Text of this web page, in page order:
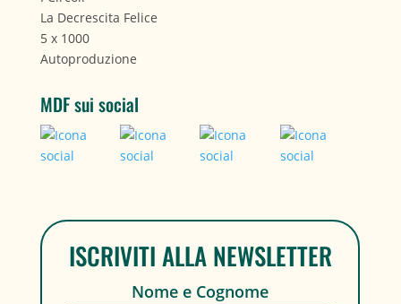
La Decrescita Felice
5 x 1000
Autoproduzione
MDF sui social
ISCRIVITI ALLA NEWSLETTER
Nome e Cognome